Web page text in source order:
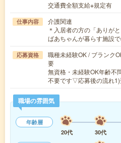
交通費全額支給※規定有
仕事内容
介護関連
＊入居者の方の「ありが
ばあちゃんが暮らす施設
応募資格
職種未経験OK / ブランク
要
無資格・未経験OK年齢
不要です▽応募後の流れ
職場の雰囲気
年齢層
20代
30代